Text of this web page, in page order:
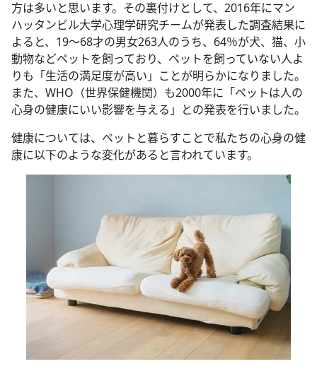
方は多いと思います。その裏付けとして、2016年にマン
ハッタンビル大学心理学研究チームが発表した調査結果に
よると、19〜68才の男女263人のうち、64％が犬、猫、小
動物などペットを飼っており、ペットを飼っていない人よ
りも「生活の満足度が高い」ことが明らかになりました。
また、WHO（世界保健機関）も2000年に「ペットは人の
心身の健康にいい影響を与える」との発表を行いました。
健康については、ペットと暮らすことで私たちの心身の健
康に以下のような変化があると言われています。